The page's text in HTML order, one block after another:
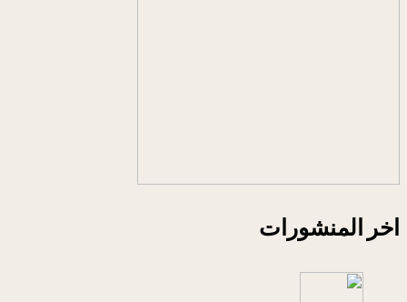
اخر المنشورات